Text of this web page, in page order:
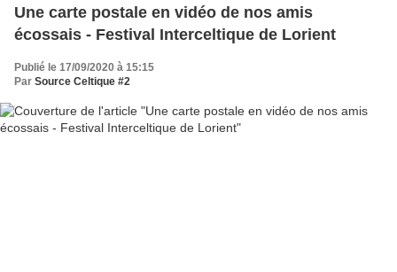
Une carte postale en vidéo de nos amis
écossais - Festival Interceltique de Lorient
Publié le 17/09/2020 à 15:15
Par Source Celtique #2